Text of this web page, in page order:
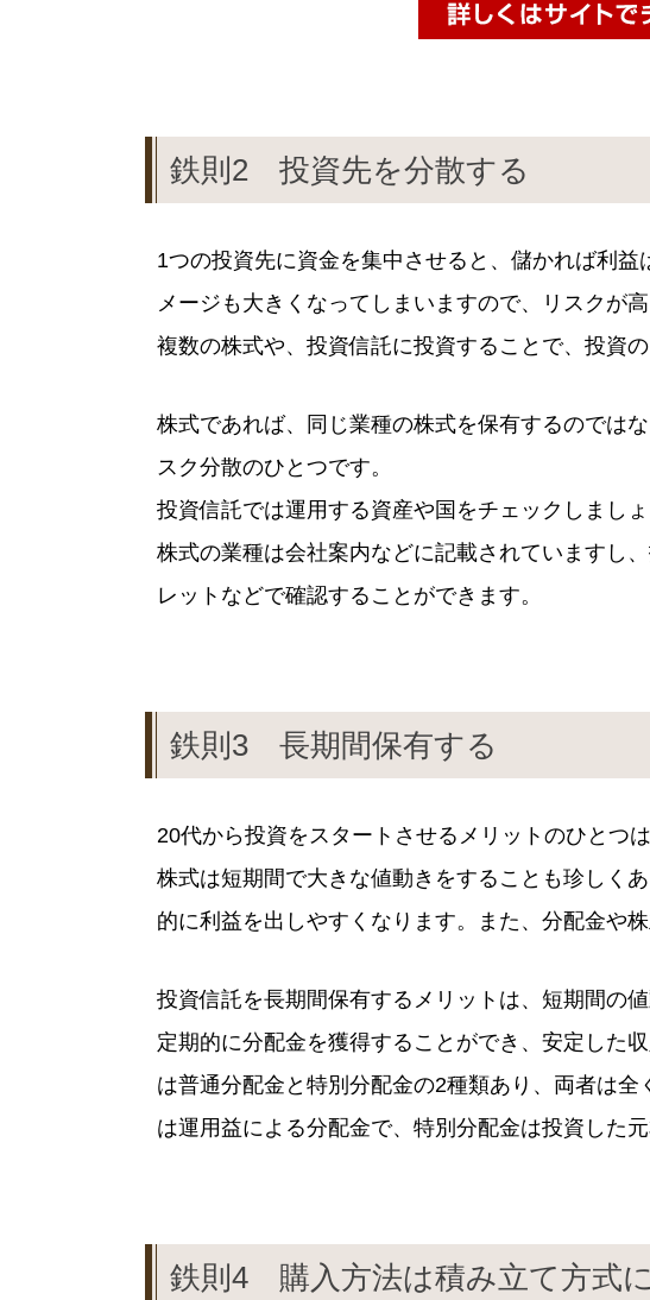
鉄則2 投資先を分散する
1つの投資先に資金を集中させると、儲かれば利
メージも大きくなってしまいますので、リスクが
複数の株式や、投資信託に投資することで、投資
株式であれば、同じ業種の株式を保有するのでは
スク分散のひとつです。
投資信託では運用する資産や国をチェックしましょ
株式の業種は会社案内などに記載されていますし
レットなどで確認することができます。
鉄則3 長期間保有する
20代から投資をスタートさせるメリットのひとつ
株式は短期間で大きな値動きをすることも珍しく
的に利益を出しやすくなります。また、分配金や
投資信託を長期間保有するメリットは、短期間の
定期的に分配金を獲得することができ、安定した
は普通分配金と特別分配金の2種類あり、両者は
は運用益による分配金で、特別分配金は投資した
鉄則4 購入方法は積み立て方式